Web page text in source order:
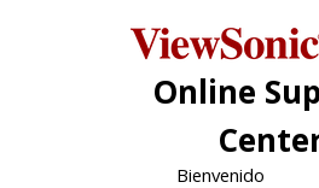
Online
Bienvenido